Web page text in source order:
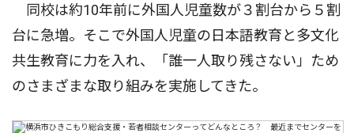
同校は約10年前に外国人児童数が３割台から５割
台に急増。そこで外国人児童の日本語教育と多文化
共生教育に力を入れ、「誰一人取り残さない」ため
のさまざまな取り組みを実施してきた。